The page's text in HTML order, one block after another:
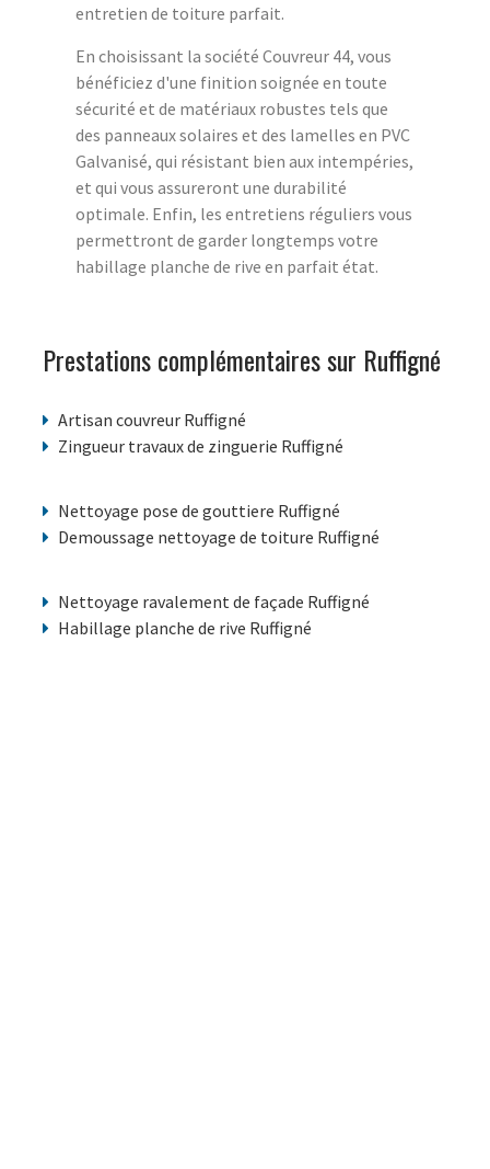
entretien de toiture parfait.
En choisissant la société Couvreur 44, vous
bénéficiez d'une finition soignée en toute
sécurité et de matériaux robustes tels que
des panneaux solaires et des lamelles en PVC
Galvanisé, qui résistant bien aux intempéries,
et qui vous assureront une durabilité
optimale. Enfin, les entretiens réguliers vous
permettront de garder longtemps votre
habillage planche de rive en parfait état.
Prestations complémentaires sur Ruffigné
Artisan couvreur Ruffigné
Zingueur travaux de zinguerie Ruffigné
Nettoyage pose de gouttiere Ruffigné
Demoussage nettoyage de toiture Ruffigné
Nettoyage ravalement de façade Ruffigné
Habillage planche de rive Ruffigné